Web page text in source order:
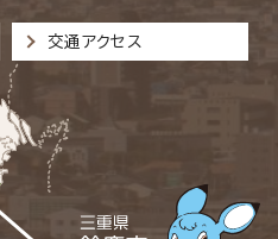
交通アクセス